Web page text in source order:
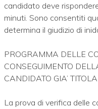
candidato deve
minuti. Sono consentiti
determina il giudizio di
PROGRAMMA DELLE
CONSEGUIMENTO
CANDIDATO GIA’
La prova di verifica delle